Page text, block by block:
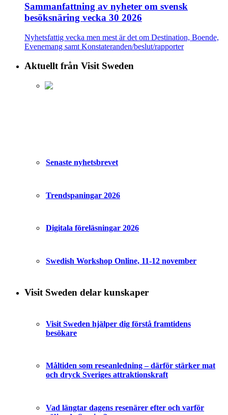
Sammanfattning av nyheter om svensk
besöksnäring vecka 30 2026
Nyhetsfattig vecka men mest är det om Destination, Boende,
Evenemang samt Konstateranden/beslut/rapporter
Aktuellt från Visit Sweden
Senaste nyhetsbrevet
Trendspaningar 2026
Digitala föreläsningar 2026
Swedish Workshop Online, 11-12 november
Visit Sweden delar kunskaper
Visit Sweden hjälper dig förstå framtidens
besökare
Måltiden som reseanledning – därför stärker mat
och dryck Sveriges attraktionskraft
Vad längtar dagens resenärer efter och varför